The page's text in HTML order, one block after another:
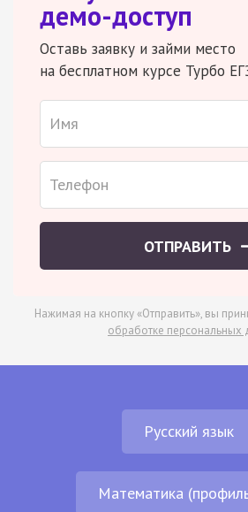
демо-доступ
Оставь заявку и займи место
на бесплатном курсе Турбо
ОТПРАВИТЬ
Нажимая на кнопку «Отправить», вы
обработке персональных
Русский язык
Математика